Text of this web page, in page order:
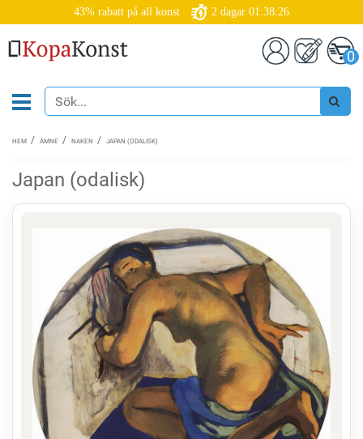
43% rabatt på all konst 2 dagar 01:38:26
0
HEM ÄMNE NAKEN JAPAN (ODALISK)
Japan (odalisk)